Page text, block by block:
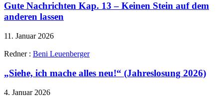
Gute Nachrichten Kap. 13 – Keinen Stein auf dem
anderen lassen
11. Januar 2026
Redner : Beni Leuenberger
„Siehe, ich mache alles neu!“ (Jahreslosung 2026)
4. Januar 2026